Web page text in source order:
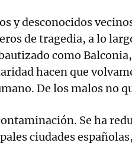
y desconocidos
de tragedia, a lo
como
hacen que
De los malos no
Se ha
ciudades